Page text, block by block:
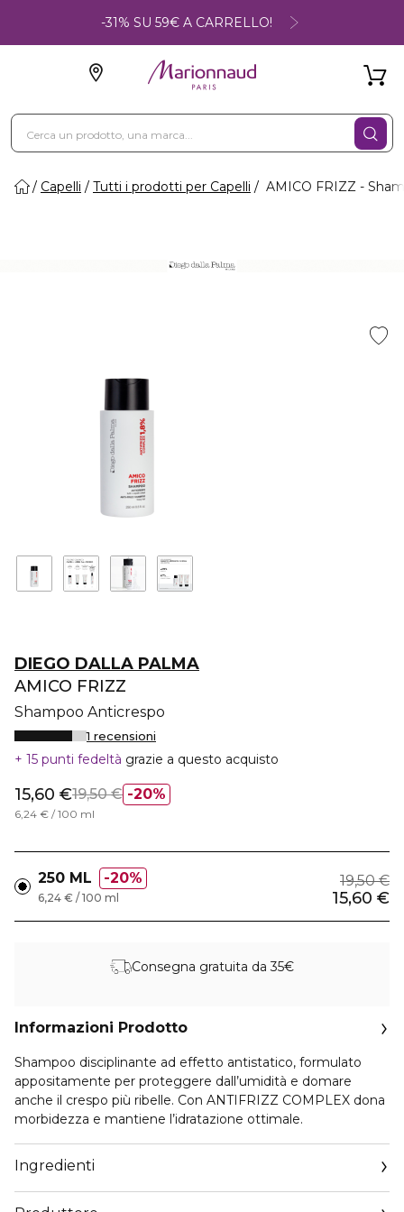
-31% SU 59€ A CARRELLO!
Capelli Tutti i prodotti per Capelli AMICO FRIZZ -
DIEGO DALLA PALMA
AMICO FRIZZ
Shampoo Anticrespo
1 recensioni
15 punti fedeltà grazie a questo acquisto
20%
15,60 €19,50 €
6,24 € / 100 ml
250 ML 20% 19,50 €
15,60 €
6,24 € / 100 ml
Consegna gratuita da 35€
Informazioni Prodotto
Shampoo disciplinante ad effetto antistatico, formulato
appositamente per proteggere dall’umidità e domare
anche il crespo più ribelle. Con ANTIFRIZZ COMPLEX dona
morbidezza e mantiene l’idratazione ottimale.
Ingredienti